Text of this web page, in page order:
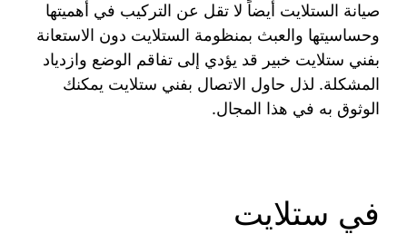
صيانة الستلايت أيضاً لا تقل عن التركيب في أهميتها
وحساسيتها والعبث بمنظومة الستلايت دون الاستعانة
بفني ستلايت خبير قد يؤدي إلى تفاقم الوضع وازدياد
المشكلة. لذل حاول الاتصال بفني ستلايت يمكنك
الوثوق به في هذا المجال.
في ستلايت